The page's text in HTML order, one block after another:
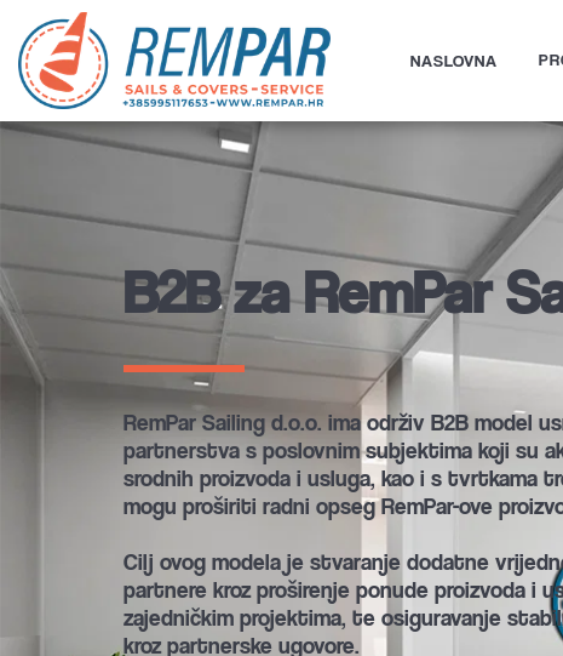
NASLOVNA
B2B za RemPar
RemPar Sailing d.o.o. ima održiv B2B model
partnerstva s poslovnim subjektima koji su
srodnih proizvoda i usluga, kao i s tvrtkama
mogu proširiti radni opseg RemPar-ove
Cilj ovog modela je stvaranje dodatne
partnere kroz proširenje ponude proizvoda i
zajedničkim projektima, te osiguravanje
kroz partnerske ugovore.